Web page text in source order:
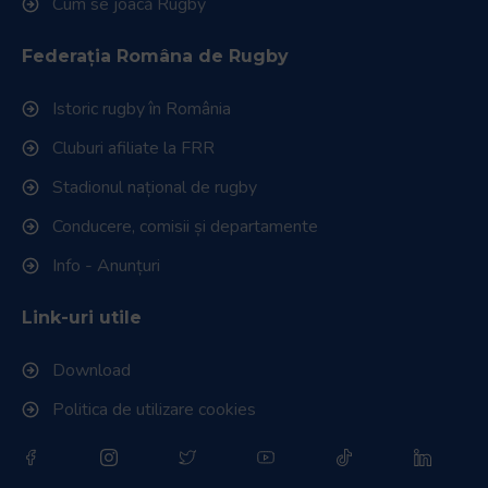
Federația Româna de Rugby
Istoric rugby în România
Cluburi afiliate la FRR
Stadionul național de rugby
Conducere, comisii și departamente
Info - Anunțuri
Link-uri utile
Download
Politica de utilizare cookies